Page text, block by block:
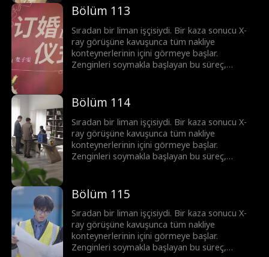
imparatorluğunu adım adım inşa ediyor. Bu
sadece şans değil; üstün görüş yeteneği ve
cesaretle yazılmış, sıfırdan zirveye uzanan bir
başarı öyküsü.
Bölüm 113
Sıradan bir liman işçisiydi. Bir kaza sonucu X-
ray görüşüne kavuşunca tüm nakliye
konteynerlerinin içini görmeye başlar.
Zenginleri soymakla başlayan bu süreç,
imparatorluğunu adım adım inşa ediyor. Bu
sadece şans değil; üstün görüş yeteneği ve
cesaretle yazılmış, sıfırdan zirveye uzanan bir
başarı öyküsü.
Bölüm 114
Sıradan bir liman işçisiydi. Bir kaza sonucu X-
ray görüşüne kavuşunca tüm nakliye
konteynerlerinin içini görmeye başlar.
Zenginleri soymakla başlayan bu süreç,
imparatorluğunu adım adım inşa ediyor. Bu
sadece şans değil; üstün görüş yeteneği ve
cesaretle yazılmış, sıfırdan zirveye uzanan bir
başarı öyküsü.
Bölüm 115
Sıradan bir liman işçisiydi. Bir kaza sonucu X-
ray görüşüne kavuşunca tüm nakliye
konteynerlerinin içini görmeye başlar.
Zenginleri soymakla başlayan bu süreç,